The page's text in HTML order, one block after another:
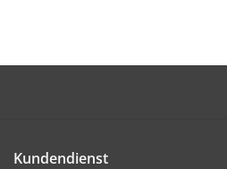
Kundendienst